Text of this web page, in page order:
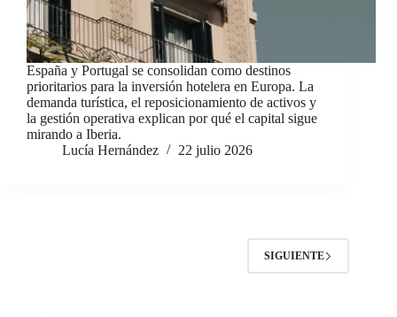
España y Portugal se consolidan como destinos
prioritarios para la inversión hotelera en Europa. La
demanda turística, el reposicionamiento de activos y
la gestión operativa explican por qué el capital sigue
mirando a Iberia.
Lucía Hernández
22 julio 2026
SIGUIENTE